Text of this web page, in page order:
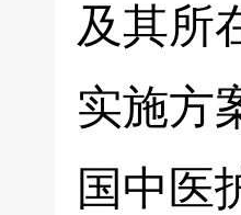
及其所
实施方
国中医